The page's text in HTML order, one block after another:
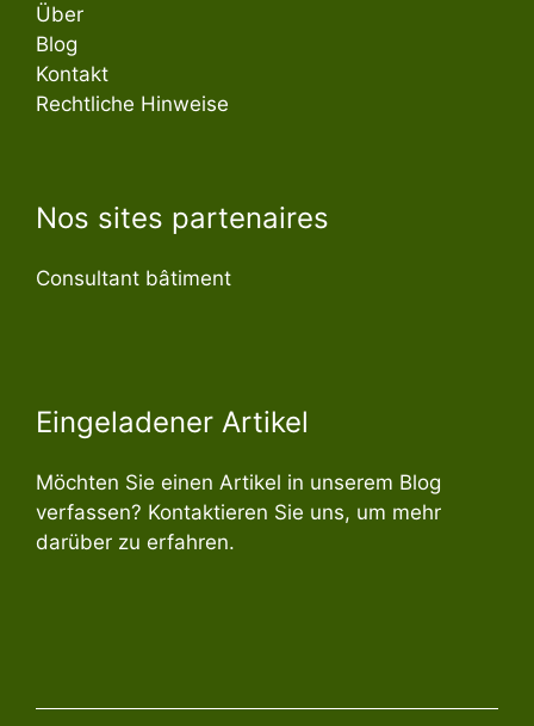
Über
Blog
Kontakt
Rechtliche Hinweise
Nos sites partenaires
Consultant bâtiment
Eingeladener Artikel
Möchten Sie einen Artikel in unserem Blog
verfassen? Kontaktieren Sie uns, um mehr
darüber zu erfahren.